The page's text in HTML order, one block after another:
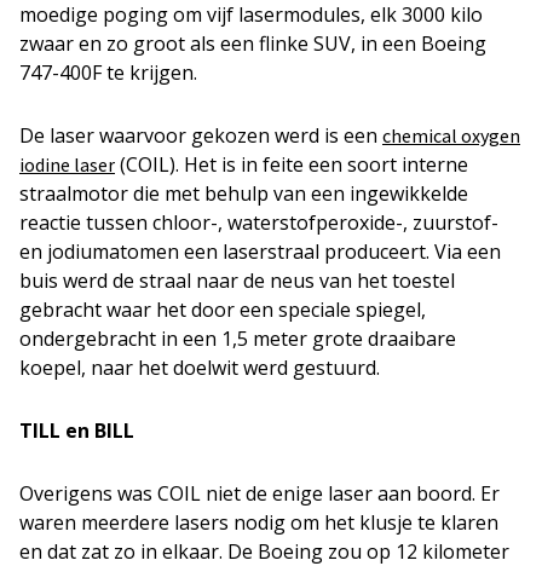
moedige poging om vijf lasermodules, elk 3000 kilo
zwaar en zo groot als een flinke SUV, in een Boeing
747-400F te krijgen.
De laser waarvoor gekozen werd is een chemical oxygen
iodine laser (COIL). Het is in feite een soort interne
straalmotor die met behulp van een ingewikkelde
reactie tussen chloor-, waterstofperoxide-, zuurstof-
en jodiumatomen een laserstraal produceert. Via een
buis werd de straal naar de neus van het toestel
gebracht waar het door een speciale spiegel,
ondergebracht in een 1,5 meter grote draaibare
koepel, naar het doelwit werd gestuurd.
TILL en BILL
Overigens was COIL niet de enige laser aan boord. Er
waren meerdere lasers nodig om het klusje te klaren
en dat zat zo in elkaar. De Boeing zou op 12 kilometer